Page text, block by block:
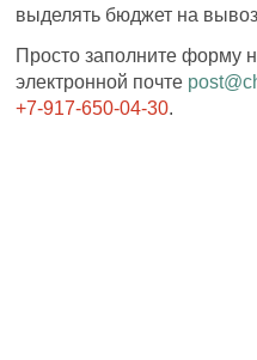
выделять бюджет на
Просто заполните форму
электронной почте
+7-917-650-04-30.